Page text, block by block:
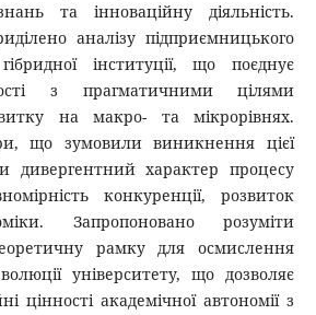
та інноваційну діяльність.
аналізу підприємницького
інституції, що поєднує
з прагматичними цілями
на макро- та мікрорівнях.
що зумовили виникнення цієї
дивергентний характер процесу
конкуренції, розвиток
Запропоновано розуміти
рамку для осмислення
університету, що дозволяє
цінності академічної автономії з